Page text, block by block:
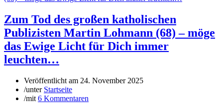
Zum Tod des großen katholischen
Publizisten Martin Lohmann (68) – möge
das Ewige Licht für Dich immer
leuchten…
Veröffentlicht am 24. November 2025
/unter Startseite
/mit 6 Kommentaren